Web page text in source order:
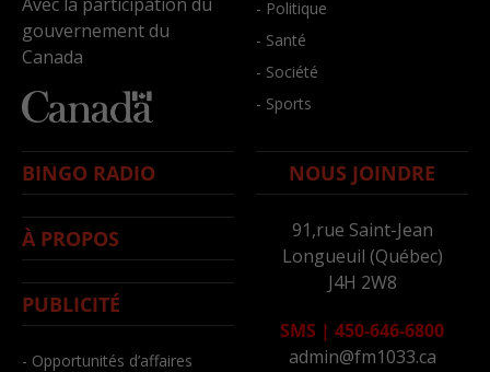
gouvernement du
Canada
- Politique
- Santé
- Société
- Sports
BINGO RADIO
À PROPOS
PUBLICITÉ
- Opportunités d’affaires
NOUS JOINDRE
91,rue Saint-Jean
Longueuil (Québec)
J4H 2W8
SMS | 450-646-6800
admin@fm1033.ca